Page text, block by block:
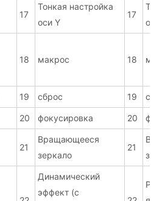
17
Тонкая настройка
оси Y
17
оси
18 макрос 18
19 сброс 19
20 фокусировка 20
21
Вращающееся
зеркало
21
Динамический
эффект (с